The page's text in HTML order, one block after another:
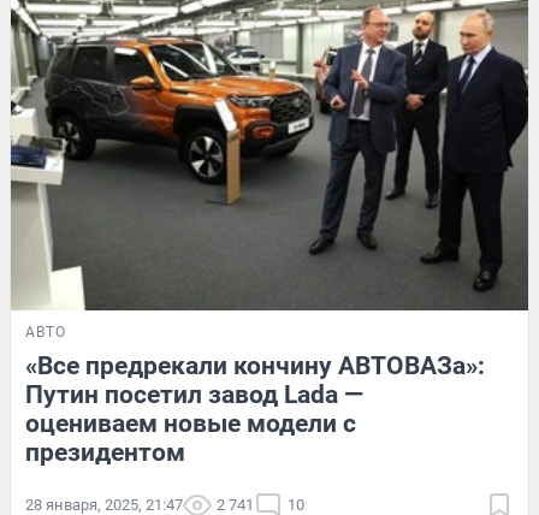
АВТО
«Все предрекали кончину АВТОВАЗа»:
Путин посетил завод Lada —
оцениваем новые модели с
президентом
28 января, 2025, 21:47 2 741 10